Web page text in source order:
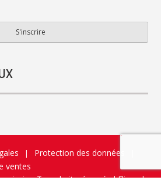
S'inscrire
| Protection des données
ventes
Tous droits réservés|Flippad